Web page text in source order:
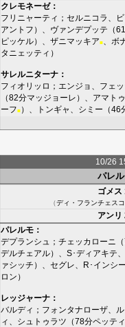
クレモネーゼ：
フリニャーティ ； セルニコラ
アントフ ）、 ヴァンデプッテ （
ピッケル）、 ザニマッキア■ ボ
タニェッティ ）
サレルニターナ ：
フィオリッロ ； エンジョ フェ
（82分マッジョーレ ）、 アマト
ーフ■ ）、 トンギャ シミー （46
10/26
パレ
ゴメス
（ディ・フランチェスコ
アンリ
パレルモ ：
デプランシュ ； チェッカローニ
デルチェアル）、 S･ディアキテ
ァシッチ ）、 セグレ R･インシ
ロン ）
レッジャーナ ：
バルディ ； フォンタナローザ
ィ
シュトゥラツ （78分ペッテ